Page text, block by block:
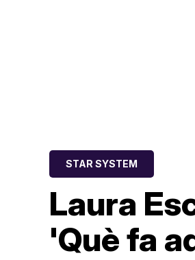
Laura
'Què fa
STAR SYSTEM